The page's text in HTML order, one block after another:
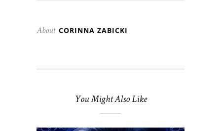
About CORINNA ZABICKI
You Might Also Like